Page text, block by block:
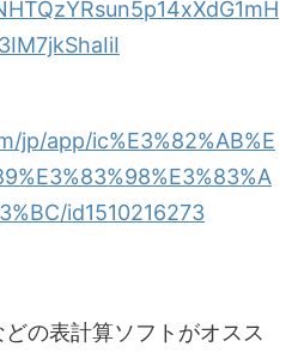
jp/app/ic%E3%82%AB%E
id1510216273
の表計算ソフトがオスス